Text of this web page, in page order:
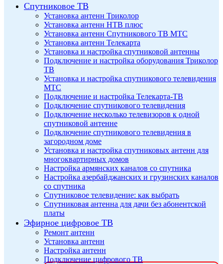
Спутниковое ТВ
Установка антенн Триколор
Установка антенн НТВ плюс
Установка антенн Спутникового ТВ МТС
Установка антенн Телекарта
Установка и настройка спутниковой антенны
Подключение и настройка оборудования Триколор
ТВ
Установка и настройка спутникового телевидения
МТС
Подключение и настройка Телекарта-ТВ
Подключение спутникового телевидения
Подключение несколько телевизоров к одной
спутниковой антенне
Подключение спутникового телевидения в
загородном доме
Установка и настройка спутниковых антенн для
многоквартирных домов
Настройка армянских каналов со спутника
Настройка азербайджанских и грузинских каналов
со спутника
Спутниковое телевидение: как выбрать
Спутниковая антенна для дачи без абонентской
платы
Эфирное цифровое ТВ
Ремонт антенн
Установка антенн
Настройка антенн
Подключение цифрового ТВ